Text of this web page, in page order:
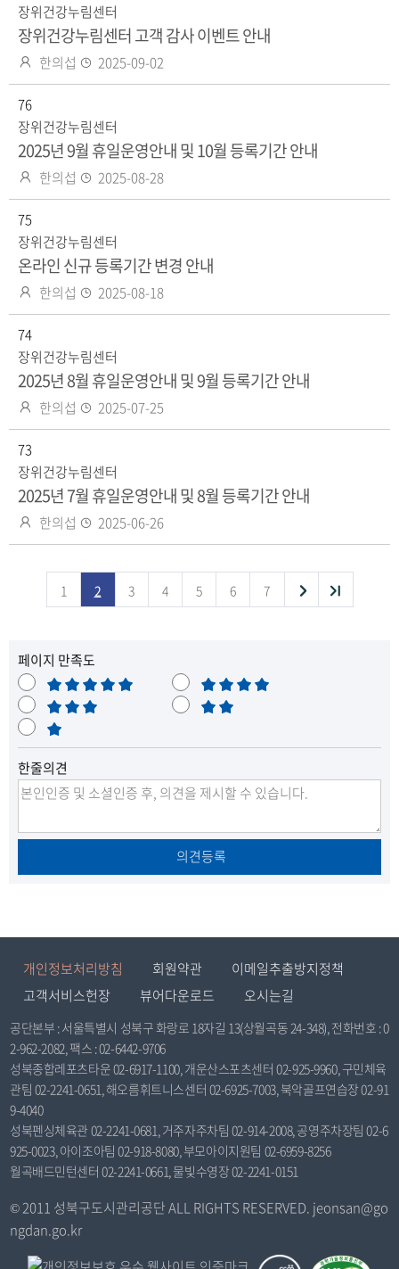
장위건강누림센터
장위건강누림센터 고객 감사 이벤트 안내
작
성
한의섭
등
록
2025-09-02
76
장위건강누림센터
2025년 9월 휴일운영안내 및 10월 등록기간 안내
작
성
한의섭
등
록
2025-08-28
75
장위건강누림센터
온라인 신규 등록기간 변경 안내
작
성
한의섭
등
록
2025-08-18
74
장위건강누림센터
2025년 8월 휴일운영안내 및 9월 등록기간 안내
작
성
한의섭
등
록
2025-07-25
73
장위건강누림센터
2025년 7월 휴일운영안내 및 8월 등록기간 안내
작
성
한의섭
등
록
2025-06-26
1 2 3 4 5 6 7
다
이
동
끝
페이지 만족도
매
우
만
족
만
족
보
통
불
매
우
불
만
한줄의견
의견등록
개인정보처리방침 회원약관
이메일추출방지정책
고객서비스헌장
뷰어다운로드 오시는길
공단본부 : 서울특별시 성북구 화랑로 18자길 13(상월곡동 24-348), 전화번호 : 0
2-962-2082, 팩스 : 02-6442-9706
성북종합레포츠타운 02-6917-1100, 개운산스포츠센터 02-925-9960, 구민체육
관팀 02-2241-0651, 해오름휘트니스센터 02-6925-7003, 북악골프연습장 02-91
9-4040
성북펜싱체육관 02-2241-0681, 거주자주차팀 02-914-2008, 공영주차장팀 02-6
925-0023, 아이조아팀 02-918-8080, 부모아이지원팀 02-6959-8256
월곡배드민턴센터 02-2241-0661, 물빛수영장 02-2241-0151
© 2011 성북구도시관리공단 ALL RIGHTS RESERVED. jeonsan@go
ngdan.go.kr